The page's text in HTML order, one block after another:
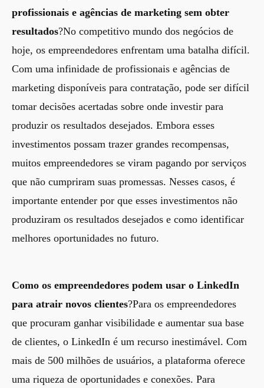
profissionais e agências de marketing sem obter
resultados?No competitivo mundo dos negócios de
hoje, os empreendedores enfrentam uma batalha difícil.
Com uma infinidade de profissionais e agências de
marketing disponíveis para contratação, pode ser difícil
tomar decisões acertadas sobre onde investir para
produzir os resultados desejados. Embora esses
investimentos possam trazer grandes recompensas,
muitos empreendedores se viram pagando por serviços
que não cumpriram suas promessas. Nesses casos, é
importante entender por que esses investimentos não
produziram os resultados desejados e como identificar
melhores oportunidades no futuro.
Como os empreendedores podem usar o LinkedIn
para atrair novos clientes?Para os empreendedores
que procuram ganhar visibilidade e aumentar sua base
de clientes, o LinkedIn é um recurso inestimável. Com
mais de 500 milhões de usuários, a plataforma oferece
uma riqueza de oportunidades e conexões. Para